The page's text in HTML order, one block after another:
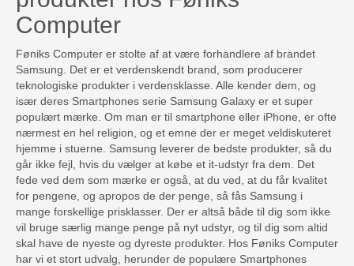
Computer
Føniks Computer er stolte af at være forhandlere af brandet
Samsung. Det er et verdenskendt brand, som producerer
teknologiske produkter i verdensklasse. Alle kender dem, og
især deres Smartphones serie Samsung Galaxy er et super
populært mærke. Om man er til smartphone eller iPhone, er ofte
nærmest en hel religion, og et emne der er meget veldiskuteret
hjemme i stuerne. Samsung leverer de bedste produkter, så du
går ikke fejl, hvis du vælger at købe et it-udstyr fra dem. Det
fede ved dem som mærke er også, at du ved, at du får kvalitet
for pengene, og apropos de der penge, så fås Samsung i
mange forskellige prisklasser. Der er altså både til dig som ikke
vil bruge særlig mange penge på nyt udstyr, og til dig som altid
skal have de nyeste og dyreste produkter. Hos Føniks Computer
har vi et stort udvalg, herunder de populære Smartphones